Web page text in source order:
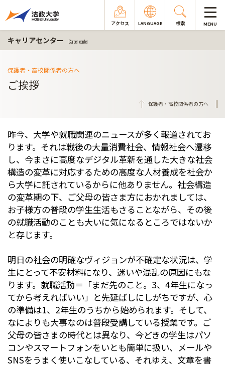
アクセス LANGUAGE 検索 MENU
キャリアセンター Career center
保護者・高校関係者の方へ
ご挨拶
保護者・高校関係者の方へ
昨今、大学や就職関連のニュースが多く報道されてお
ります。 それは戦後の大量消費社会、情報社会へ遷移
し、 今まさに高度なデジタル革新を通した大きな社会
構造の変革に対応するための高度な人材養成を社会か
ら大学に託されているからに他ありません。社会構造
の変革期の下、 ご父母の皆さま方におかれましては、
お子様方の普段の学生生活もさることながら、 その後
の就職活動のことも大いに気になるところではないか
と存じます。
明日の社会の明確なヴィジョンが不確定な状況は、 学
生にとって不安材料になり、迷いや混乱の原因にもな
ります。 就職活動＝「まだ先のこと。 3、 4年生になっ
てから考えればいい」と先延ばしにしがちですが、心
の準備は1、 2年生のうちから始められます。そして、
なによりも大事なのは普段受講している授業です。 ご
父母の皆さまの時代とは異なり、 今どきの学生はパソ
コンやスマートフォンをいとも簡単に扱い、 メールや
SNSをうまく使いこなしている、それゆえ、 文章を書